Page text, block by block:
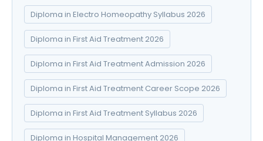
Diploma in Electro Homeopathy Syllabus 2026
Diploma in First Aid Treatment 2026
Diploma in First Aid Treatment Admission 2026
Diploma in First Aid Treatment Career Scope 2026
Diploma in First Aid Treatment Syllabus 2026
Diploma in Hospital Management 2026